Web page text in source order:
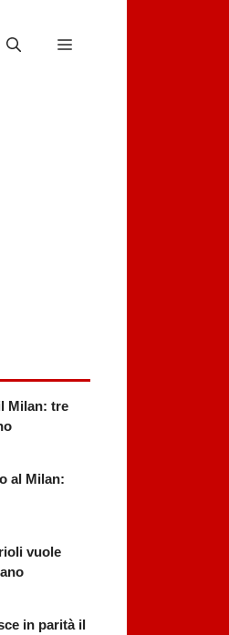
Milan: tre
al Milan:
vuole
in parità il